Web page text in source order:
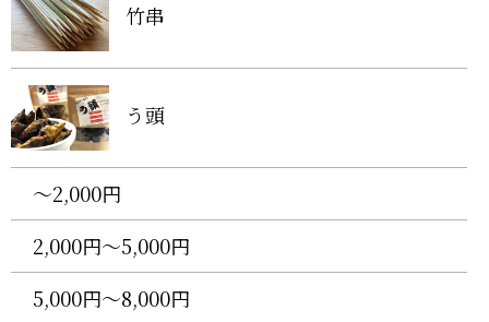
竹串
う頭
〜2,000円
2,000円〜5,000円
5,000円〜8,000円